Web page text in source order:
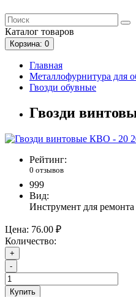
Каталог товаров
Корзина: 0
Главная
Металлофурнитура для
Гвозди обувные
Гвозди
Рейтинг:
0 отзывов
999
Вид:
Инструмент для ремонта
Цена: 76.00 ₽
Количество:
+
-
Купить